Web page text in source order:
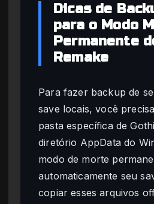
Dicas de
para o Modo
Permanente
Remake
Para fazer backup de
save locais, você
pasta específica de
diretório AppData do
modo de morte
automaticamente seu
copiar esses arquivos